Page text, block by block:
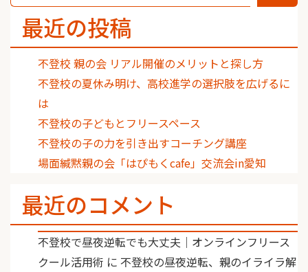
最近の投稿
不登校 親の会 リアル開催のメリットと探し方
不登校の夏休み明け、高校進学の選択肢を広げるに
は
不登校の子どもとフリースペース
不登校の子の力を引き出すコーチング講座
場面緘黙親の会「はぴもくcafe」交流会in愛知
最近のコメント
不登校で昼夜逆転でも大丈夫｜オンラインフリース
クール活用術 に 不登校の昼夜逆転、親のイライラ解